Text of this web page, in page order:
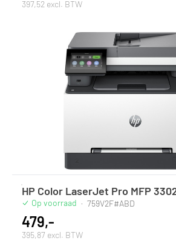
397,52 excl. BTW
HP Color LaserJet Pro MFP
Op voorraad · 759V2F#ABD
479,-
395,87 excl. BTW